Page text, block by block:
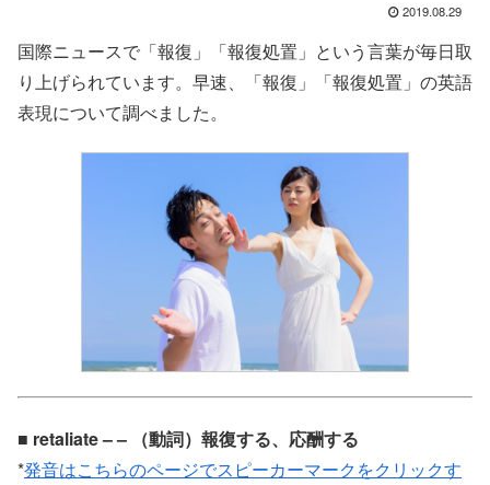
2019.08.29
国際ニュースで「報復」「報復処置」という言葉が毎日取
り上げられています。早速、「報復」「報復処置」の英語
表現について調べました。
■ retaliate – – （動詞）報復する、応酬する
*発音はこちらのページでスピーカーマークをクリックす